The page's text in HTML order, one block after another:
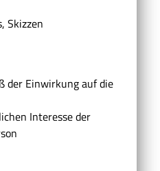
Skizzen
der Einwirkung auf die
Interesse der